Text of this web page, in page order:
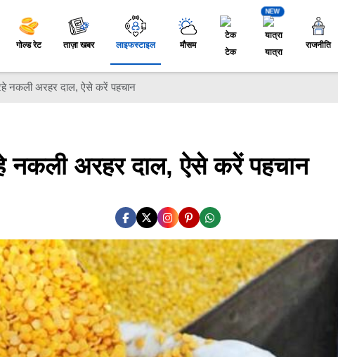
गोल्ड रेट ताज़ा खबर लाइफस्टाइल मौसम
टेक
NEW
यात्रा
राजनीति
नकली अरहर दाल, ऐसे करें पहचान
नकली अरहर दाल, ऐसे करें पहचान